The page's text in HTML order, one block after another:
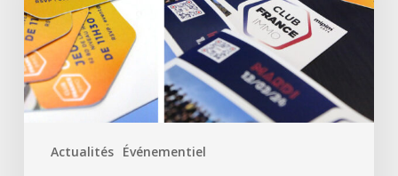
Actualités Événementiel
la
baie
de
Cannes